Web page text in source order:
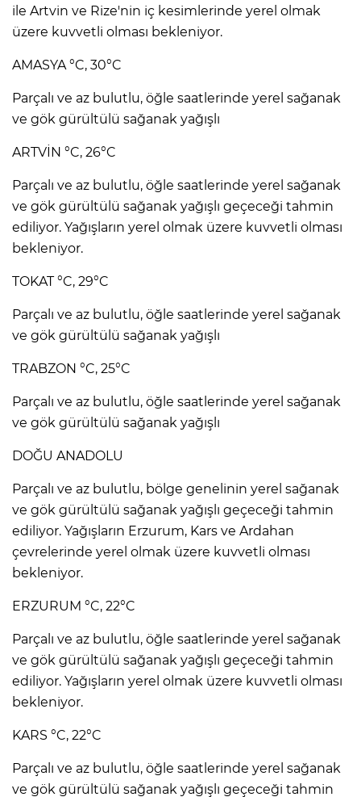
ile Artvin ve Rize'nin iç kesimlerinde yerel olmak
üzere kuvvetli olması bekleniyor.
AMASYA °C, 30°C
Parçalı ve az bulutlu, öğle saatlerinde yerel sağanak
ve gök gürültülü sağanak yağışlı
ARTVİN °C, 26°C
Parçalı ve az bulutlu, öğle saatlerinde yerel sağanak
ve gök gürültülü sağanak yağışlı geçeceği tahmin
ediliyor. Yağışların yerel olmak üzere kuvvetli olması
bekleniyor.
TOKAT °C, 29°C
Parçalı ve az bulutlu, öğle saatlerinde yerel sağanak
ve gök gürültülü sağanak yağışlı
TRABZON °C, 25°C
Parçalı ve az bulutlu, öğle saatlerinde yerel sağanak
ve gök gürültülü sağanak yağışlı
DOĞU ANADOLU
Parçalı ve az bulutlu, bölge genelinin yerel sağanak
ve gök gürültülü sağanak yağışlı geçeceği tahmin
ediliyor. Yağışların Erzurum, Kars ve Ardahan
çevrelerinde yerel olmak üzere kuvvetli olması
bekleniyor.
ERZURUM °C, 22°C
Parçalı ve az bulutlu, öğle saatlerinde yerel sağanak
ve gök gürültülü sağanak yağışlı geçeceği tahmin
ediliyor. Yağışların yerel olmak üzere kuvvetli olması
bekleniyor.
KARS °C, 22°C
Parçalı ve az bulutlu, öğle saatlerinde yerel sağanak
ve gök gürültülü sağanak yağışlı geçeceği tahmin